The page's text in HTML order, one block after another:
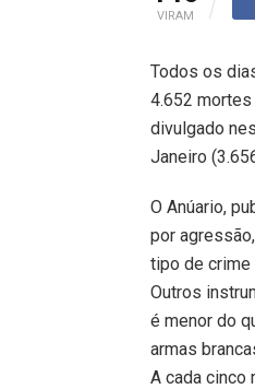
VIRAM
Todos os
4.652
divulgado
Janeiro
O Anúario,
por
tipo de crime
Outros
é menor do
armas
A cada cinco